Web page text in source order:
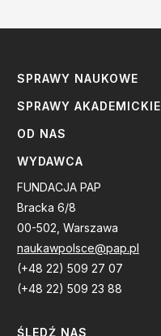
SPRAWY NAUKOWE
SPRAWY AKADEMICKIE
OD NAS
WYDAWCA
FUNDACJA PAP
Bracka 6/8
00-502, Warszawa
naukawpolsce@pap.pl
(+48 22) 509 27 07
(+48 22) 509 23 88
ŚLEDŹ NAS